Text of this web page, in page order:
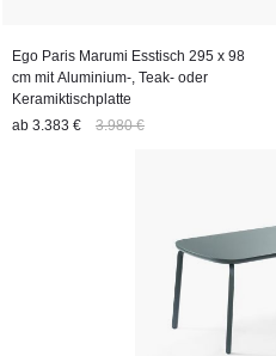
Ego Paris Marumi Esstisch 295 x 98
cm mit Aluminium-, Teak- oder
Keramiktischplatte
ab 3.383 € 3.980 €